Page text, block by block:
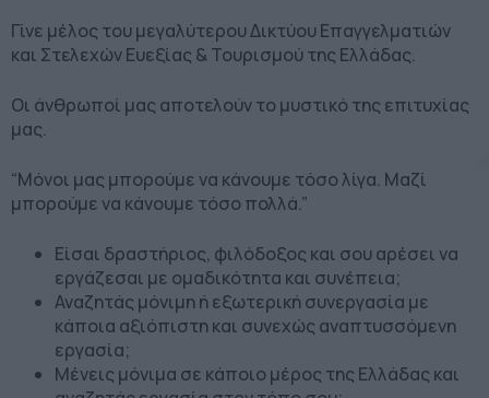
Γίνε μέλος του μεγαλύτερου Δικτύου Επαγγελματιών
και Στελεχών Ευεξίας & Τουρισμού της Ελλάδας.
Οι άνθρωποί μας αποτελούν το μυστικό της επιτυχίας
μας.
“Μόνοι μας μπορούμε να κάνουμε τόσο λίγα. Μαζί
μπορούμε να κάνουμε τόσο πολλά.”
Είσαι δραστήριος, φιλόδοξος και σου αρέσει να
εργάζεσαι με ομαδικότητα και συνέπεια;
Αναζητάς μόνιμη ή εξωτερική συνεργασία με
κάποια αξιόπιστη και συνεχώς αναπτυσσόμενη
εργασία;
Μένεις μόνιμα σε κάποιο μέρος της Ελλάδας και